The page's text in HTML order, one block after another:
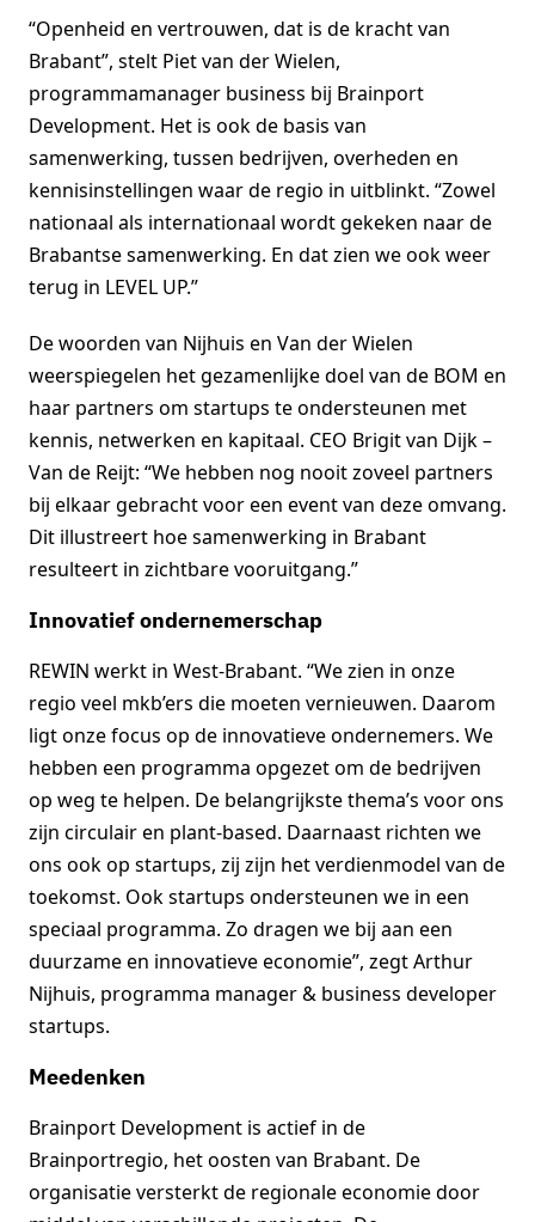
“Openheid en vertrouwen, dat is de kracht van
Brabant”, stelt Piet van der Wielen,
programmamanager business bij Brainport
Development. Het is ook de basis van
samenwerking, tussen bedrijven, overheden en
kennisinstellingen waar de regio in uitblinkt. “Zowel
nationaal als internationaal wordt gekeken naar de
Brabantse samenwerking. En dat zien we ook weer
terug in LEVEL UP.”
De woorden van Nijhuis en Van der Wielen
weerspiegelen het gezamenlijke doel van de BOM en
haar partners om startups te ondersteunen met
kennis, netwerken en kapitaal. CEO Brigit van Dijk –
Van de Reijt: “We hebben nog nooit zoveel partners
bij elkaar gebracht voor een event van deze omvang.
Dit illustreert hoe samenwerking in Brabant
resulteert in zichtbare vooruitgang.”
Innovatief ondernemerschap
REWIN werkt in West-Brabant. “We zien in onze
regio veel mkb’ers die moeten vernieuwen. Daarom
ligt onze focus op de innovatieve ondernemers. We
hebben een programma opgezet om de bedrijven
op weg te helpen. De belangrijkste thema’s voor ons
zijn circulair en plant-based. Daarnaast richten we
ons ook op startups, zij zijn het verdienmodel van de
toekomst. Ook startups ondersteunen we in een
speciaal programma. Zo dragen we bij aan een
duurzame en innovatieve economie”, zegt Arthur
Nijhuis, programma manager & business developer
startups.
Meedenken
Brainport Development is actief in de
Brainportregio, het oosten van Brabant. De
organisatie versterkt de regionale economie door